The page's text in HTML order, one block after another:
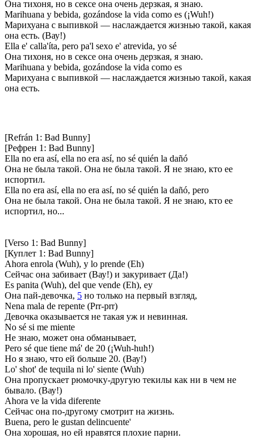
Она тихоня, но в сексе она очень дерзкая, я знаю.
Marihuana y bebida, gozándose la vida como es (¡Wuh!)
Марихуана с выпивкой — наслаждается жизнью такой, какая
она есть. (Вау!)
Ella e' calla'íta, pero pa'l sexo e' atrevida, yo sé
Она тихоня, но в сексе она очень дерзкая, я знаю.
Marihuana y bebida, gozándose la vida como es
Марихуана с выпивкой — наслаждается жизнью такой, какая
она есть.
[Refrán 1: Bad Bunny]
[Рефрен 1: Bad Bunny]
Ella no era así, ella no era así, no sé quién la dañó
Она не была такой. Она не была такой. Я не знаю, кто ее
испортил.
Ella no era así, ella no era así, no sé quién la dañó, pero
Она не была такой. Она не была такой. Я не знаю, кто ее
испортил, но...
[Verso 1: Bad Bunny]
[Куплет 1: Bad Bunny]
Ahora enrola (Wuh), y lo prende (Eh)
Сейчас она забивает (Вау!) и закуривает (Да!)
Es panita (Wuh), del que vende (Eh), ey
Она пай-девочка, 5 но только на первый взгляд,
Nena mala de repente (Prr-prr)
Девочка оказывается не такая уж и невинная.
No sé si me miente
Не знаю, может она обманывает,
Pero sé que tiene má' de 20 (¡Wuh-huh!)
Но я знаю, что ей больше 20. (Вау!)
Lo' shot' de tequila ni lo' siente (Wuh)
Она пропускает рюмочку-другую текилы как ни в чем не
бывало. (Вау!)
Ahora ve la vida diferente
Сейчас она по-другому смотрит на жизнь.
Buena, pero le gustan delincuente'
Она хорошая, но ей нравятся плохие парни.